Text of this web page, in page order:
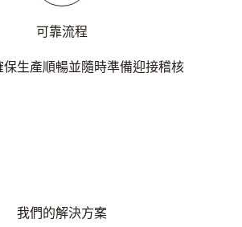
可靠流程
保生產順暢並隨時準備迎接稽核
我們的解決方案